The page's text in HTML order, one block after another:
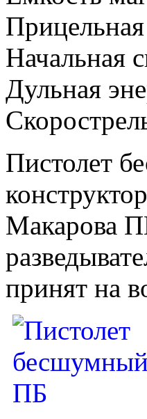
Начальная
Дульная
Пистолет
Макарова
принят на